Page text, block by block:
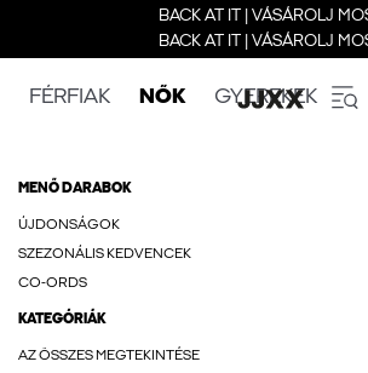
BACK AT IT | VÁSÁROLJ
BACK AT IT | VÁSÁROLJ
FÉRFIAK NŐK GYEREKEK
MENŐ DARABOK
ÚJDONSÁGOK
SZEZONÁLIS KEDVENCEK
CO-ORDS
KATEGÓRIÁK
AZ ÖSSZES MEGTEKINTÉSE